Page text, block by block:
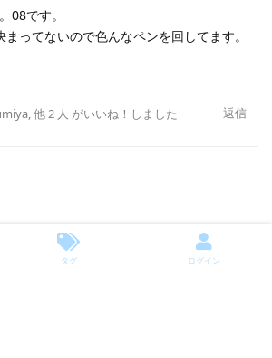
08です。
ってないので色んなペンを回してます。
返信
,他2 人 がいいね！しました
タグ ログイン